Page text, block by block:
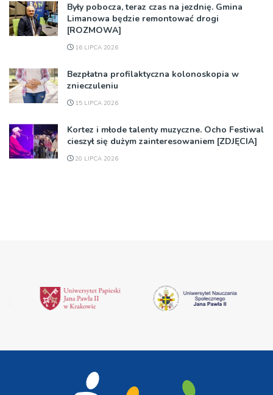
Były pobocza, teraz czas na jezdnię. Gmina
Limanowa będzie remontować drogi
[ROZMOWA]
16 LIPCA 2026
Bezpłatna profilaktyczna kolonoskopia w
znieczuleniu
15 LIPCA 2026
Kortez i młode talenty muzyczne. Ocho Festiwal
cieszył się dużym zainteresowaniem [ZDJĘCIA]
20 LIPCA 2026